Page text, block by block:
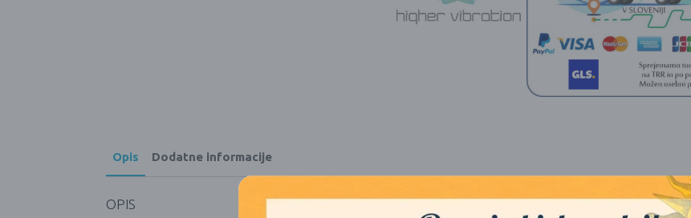
Opis Dodatne informacije
OPIS